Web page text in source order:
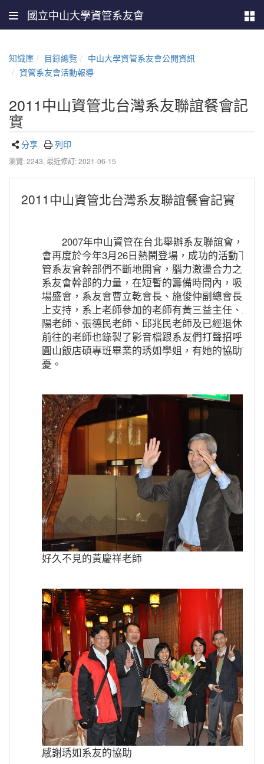
國立中山大學資管系友會
知識庫 目錄總覽
中山大學資管系友會公開資訊
資管系友會活動報導
2011中山資管北台灣系友聯誼餐會記
實
分享 列印
瀏覽: 2243, 最近修訂: 2021-06-15
2011中山資管北台灣系友聯誼餐會記實
2007年中山資管在台北舉辦系友聯誼會，暌
會再度於今年3月26日熱鬧登場，成功的活動下都
管系友會幹部們不斷地開會，腦力激盪合力之下
系友會幹部的力量，在短暫的籌備時間內，吸引
場盛會，系友會曹立乾會長、施俊仲副總會長及
上支持，系上老師參加的老師有黃三益主任、賴
陽老師、張德民老師、邱兆民老師及已經退休的
前往的老師也錄製了影音檔跟系友們打聲招呼。
圓山飯店碩專班畢業的琇如學姐，有她的協助讓
憂。
好久不見的黃慶祥老師
感謝琇如系友的協助